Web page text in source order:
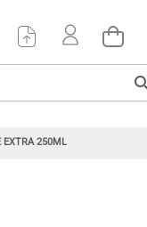
EXTRA 250ML